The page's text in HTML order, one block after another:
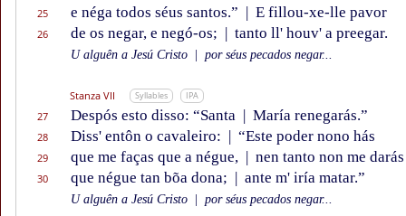
25 e néga todos séus santos.” | E fillou-xe-lle pavor
26 de os negar, e negó-os; | tanto ll' houv' a preegar.
U alguên a Jesú Cristo por séus pecados negar...
Stanza VII Syllables IPA
27 Despós esto disso: “Santa | María renegarás.”
28 Diss' entôn o cavaleiro: | “Este poder nono hás
29 que me faças que a négue, | nen tanto non me darás
30 que négue tan bõa dona; | ante m' iría matar.”
U alguên a Jesú Cristo por séus pecados negar...